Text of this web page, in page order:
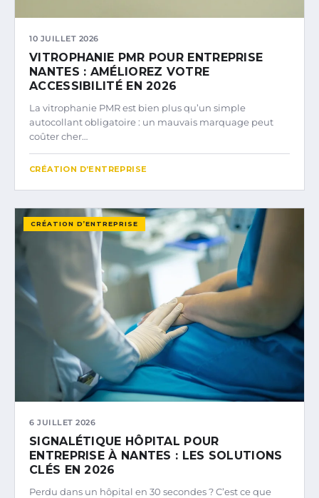
10 JUILLET 2026
VITROPHANIE PMR POUR ENTREPRISE
NANTES : AMÉLIOREZ VOTRE
ACCESSIBILITÉ EN 2026
La vitrophanie PMR est bien plus qu’un simple
autocollant obligatoire : un mauvais marquage peut
coûter cher…
CRÉATION D’ENTREPRISE
CRÉATION D’ENTREPRISE
6 JUILLET 2026
SIGNALÉTIQUE HÔPITAL POUR
ENTREPRISE À NANTES : LES SOLUTIONS
CLÉS EN 2026
Perdu dans un hôpital en 30 secondes ? C’est ce que